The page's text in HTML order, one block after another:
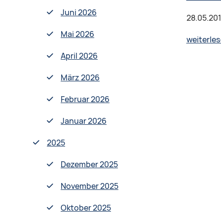
Juni 2026
Mai 2026
April 2026
März 2026
Februar 2026
Januar 2026
2025
Dezember 2025
November 2025
Oktober 2025